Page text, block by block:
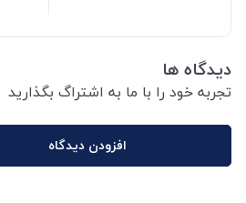
دیدگاه ها
تجربه خود را با ما به اشتراگ بگذارید
افزودن دیدگاه